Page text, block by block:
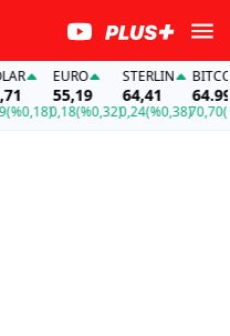
EURO
55,19
0,18(%0,32)
STERLIN
64,41
0,24(%0,38)
BITCOIN
70,70